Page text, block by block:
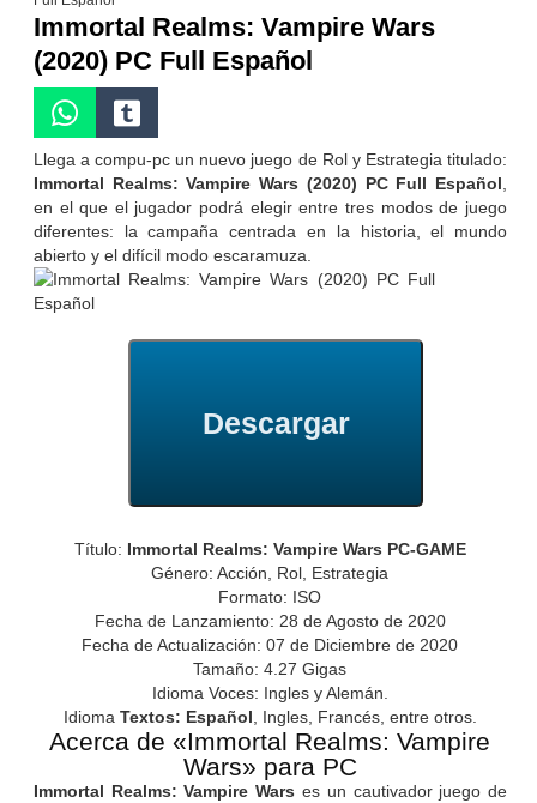
Immortal Realms: Vampire Wars
(2020) PC Full Español
Llega a compu-pc un nuevo juego de Rol y Estrategia titulado:
Immortal Realms: Vampire Wars (2020) PC Full Español
en el que el jugador podrá elegir entre tres modos de juego
diferentes: la campaña centrada en la historia, el mundo
abierto y el difícil modo escaramuza.
Descargar
Título: Immortal Realms: Vampire Wars PC-GAME
Género: Acción, Rol, Estrategia
Formato: ISO
Fecha de Lanzamiento: 28 de Agosto de 2020
Fecha de Actualización: 07 de Diciembre de 2020
Tamaño: 4.27 Gigas
Idioma Voces: Ingles y Alemán.
Idioma Textos: Español , Ingles, Francés, entre otros.
Acerca de «Immortal Realms: Vampire
Wars» para PC
Immortal Realms: Vampire Wars es un cautivador juego de